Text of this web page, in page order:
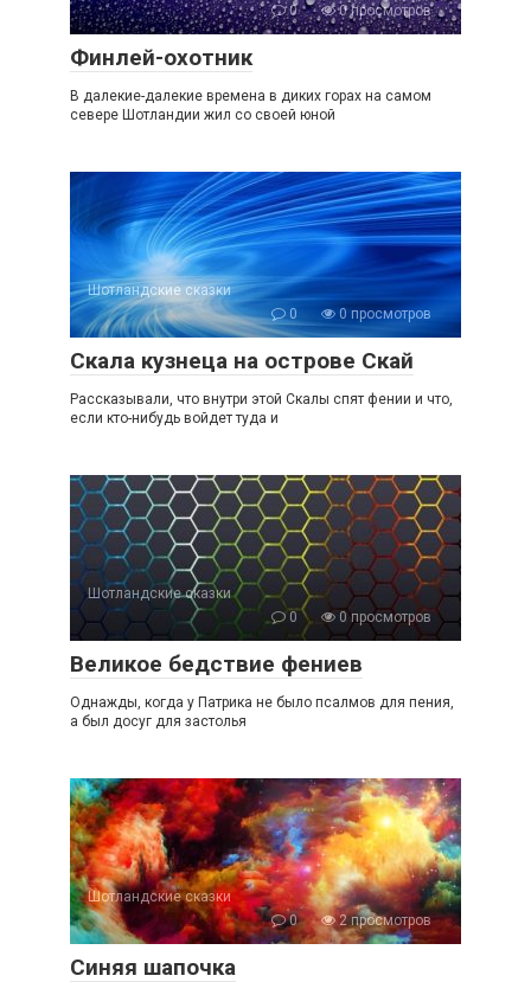
0
0 просмотров
Финлей-охотник
В далекие-далекие времена в диких горах на самом
севере Шотландии жил со своей юной
Шотландские сказки
0
0 просмотров
Скала кузнеца на острове Скай
Рассказывали, что внутри этой Скалы спят фении и что,
если кто-нибудь войдет туда и
Шотландские сказки
0
0 просмотров
Великое бедствие фениев
Однажды, когда у Патрика не было псалмов для пения,
а был досуг для застолья
Шотландские сказки
0
2 просмотров
Синяя шапочка